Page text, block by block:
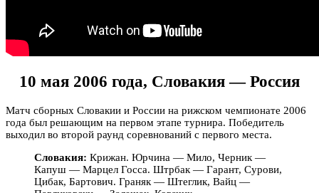
10 мая 2006 года, Словакия — Россия
Матч сборных Словакии и России на рижском чемпионате 2006
года был решающим на первом этапе турнира. Победитель
выходил во второй раунд соревнований с первого места.
Словакия: Крижан. Юрчина — Мило, Черник —
Капуш — Марцел Госса. Штрбак — Гарант, Сурови,
Цибак, Бартович. Граняк — Штеглик, Вайц —